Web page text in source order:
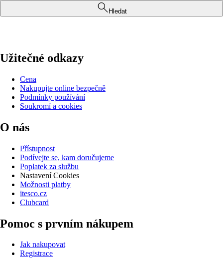
Hledat
Užitečné odkazy
Cena
Nakupujte online bezpečně
Podmínky používání
Soukromí a cookies
O nás
Přístupnost
Podívejte se, kam doručujeme
Poplatek za službu
Nastavení Cookies
Možnosti platby
itesco.cz
Clubcard
Pomoc s prvním nákupem
Jak nakupovat
Registrace